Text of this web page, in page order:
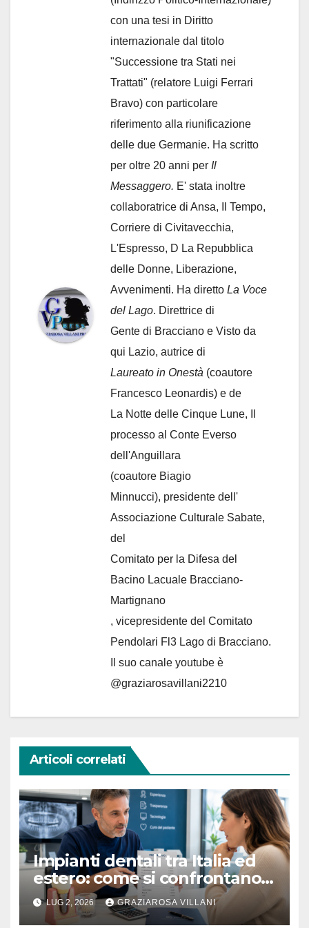
con una tesi in Diritto
internazionale dal titolo
"Successione tra Stati nei
Trattati" (relatore Luigi Ferrari
Bravo) con particolare
riferimento alla riunificazione
delle due Germanie. Ha scritto
per oltre 20 anni per Il
Messaggero. E' stata inoltre
collaboratrice di Ansa, Il Tempo,
Corriere di Civitavecchia,
L'Espresso, D La Repubblica
delle Donne, Liberazione,
Avvenimenti. Ha diretto La Voce
del Lago. Direttrice di
Gente di Bracciano e Visto da
qui Lazio, autrice di
Laureato in Onestà (coautore
Francesco Leonardis) e de
La Notte delle Cinque Lune, Il
processo al Conte Everso
dell'Anguillara
(coautore Biagio
Minnucci), presidente dell'
Associazione Culturale Sabate,
del
Comitato per la Difesa del
Bacino Lacuale Bracciano-
Martignano
, vicepresidente del Comitato
Pendolari Fl3 Lago di Bracciano.
Il suo canale youtube è
@graziarosavillani2210
Articoli correlati
Impianti dentali tra Italia ed
estero: come si confrontano i
preventivi senza farsi male
LUG 2, 2026 GRAZIAROSA VILLANI